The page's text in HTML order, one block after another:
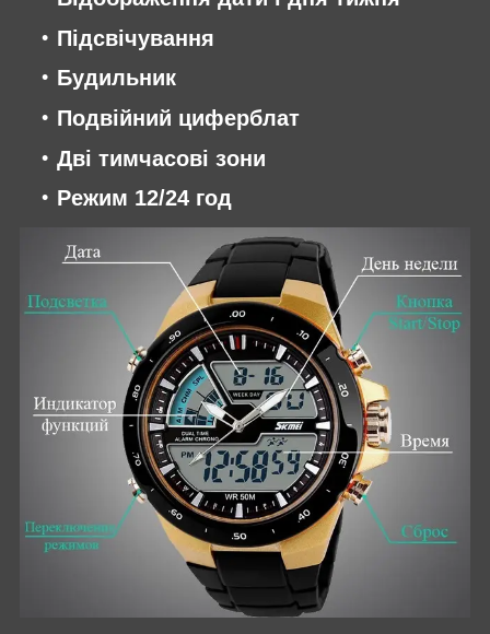
Підсвічування
Будильник
Подвійний циферблат
Дві тимчасові зони
Режим 12/24 год